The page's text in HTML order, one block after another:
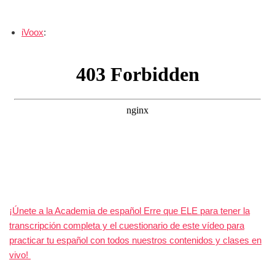
iVoox:
¡Únete a la Academia de español Erre que ELE para tener la
transcripción completa y el cuestionario de este vídeo para
practicar tu español con todos nuestros contenidos y clases en
vivo!